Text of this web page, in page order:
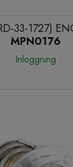
33-1727)
MPN0176
Inloggning